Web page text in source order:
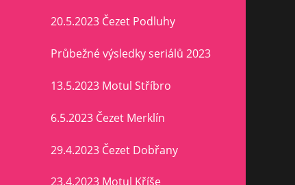
20.5.2023 Čezet Podluhy
Průbežné výsledky seriálů 2023
13.5.2023 Motul Stříbro
6.5.2023 Čezet Merklín
29.4.2023 Čezet Dobřany
23.4.2023 Motul Kříše